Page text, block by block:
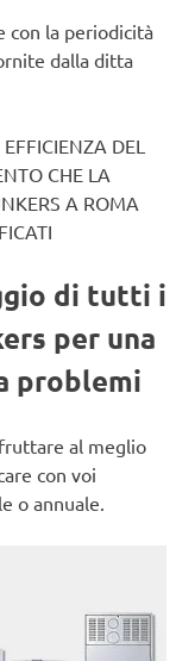
con la periodicità
dalla ditta
DEL
CHE LA
A ROMA
di tutti i
per una
problemi
al meglio
con voi
o annuale.